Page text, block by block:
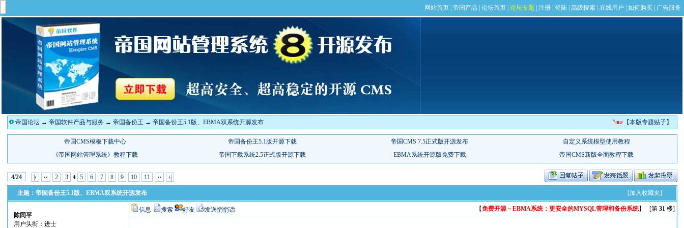
帝国论坛→ 帝国软件产品与服务 → 帝国备份王 → 帝国备份王5.1版、EBMA双系统开源发布 【本版专题贴子】
4/24 |‹ ‹‹ 2 3 4 5 6 7 8 9 10 11 ›› ›|
主题：帝国备份王5.1版、EBMA双系统开源发布 [加入收藏夹]
陈同平
用户头衔：进士
信息 搜索 好友 发送悄悄话 【免费开源－EBMA系统：更安全的MYSQL管理和备份系统】 [第 31楼]